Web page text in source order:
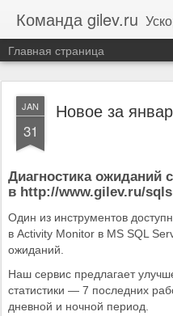
Команда gilev.ru
Главная страница
JAN
31
Новое за
Диагностика ожиданий
в http://www.gilev.ru/
Один из инструментов
в Activity Monitor в MS SQL
ожиданий.
Наш сервис предлагает
статистики — 7 последних
дневной и ночной период.